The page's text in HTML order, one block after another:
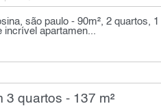
são paulo - 90m², 2 quartos, 1
apartamen...
3 quartos - 137 m²